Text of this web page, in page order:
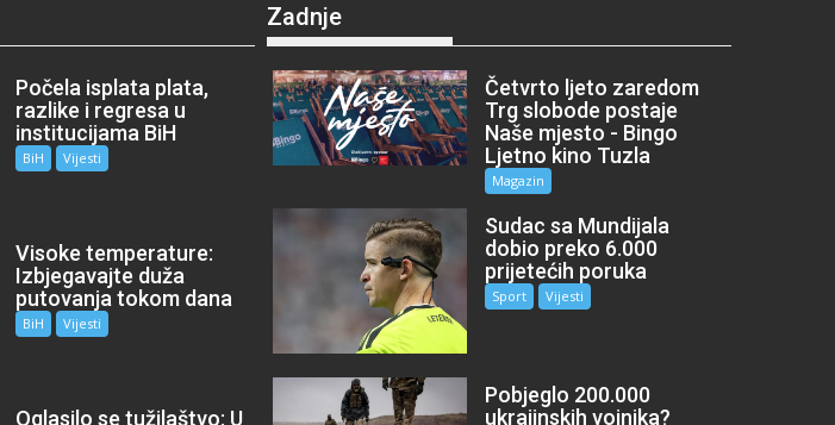
Počela isplata plata,
razlike i regresa u
institucijama BiH
BiH Vijesti
Visoke temperature:
Izbjegavajte duža
putovanja tokom dana
BiH Vijesti
Oglasilo se tužilaštvo: U
Zadnje
Četvrto ljeto zaredom
Trg slobode postaje
Naše mjesto - Bingo
Ljetno kino Tuzla
Magazin
Sudac sa Mundijala
dobio preko 6.000
prijetećih poruka
Sport Vijesti
Pobjeglo 200.000
ukrajinskih vojnika?